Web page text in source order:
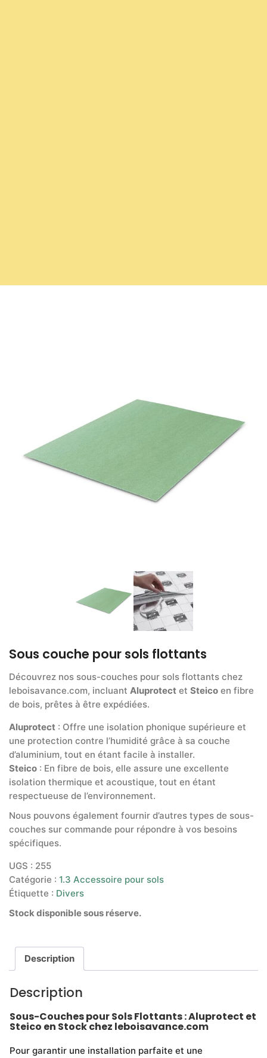
Sous couche pour sols flottants
Découvrez nos sous-couches pour sols flottants chez
leboisavance.com, incluant Aluprotect et Steico en fibre
de bois, prêtes à être expédiées.
Aluprotect : Offre une isolation phonique supérieure et
une protection contre l’humidité grâce à sa couche
d’aluminium, tout en étant facile à installer.
Steico : En fibre de bois, elle assure une excellente
isolation thermique et acoustique, tout en étant
respectueuse de l’environnement.
Nous pouvons également fournir d’autres types de sous-
couches sur commande pour répondre à vos besoins
spécifiques.
UGS : 255
Catégorie : 1.3 Accessoire pour sols
Étiquette : Divers
Stock disponible sous réserve.
Description
Description
Sous-Couches pour Sols Flottants : Aluprotect et
Steico en Stock chez leboisavance.com
Pour garantir une installation parfaite et une